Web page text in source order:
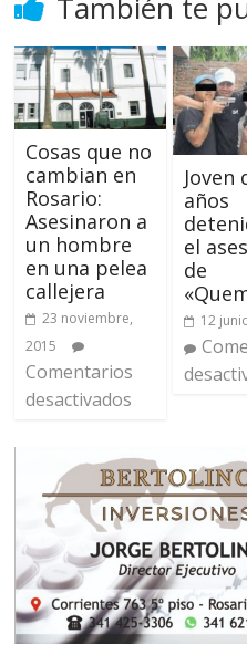
Cosas que no
cambian en
Rosario:
Asesinaron a
un hombre
en una pelea
callejera
23 noviembre,
2015
Comentarios
desactivados
Joven
años
el
de
12